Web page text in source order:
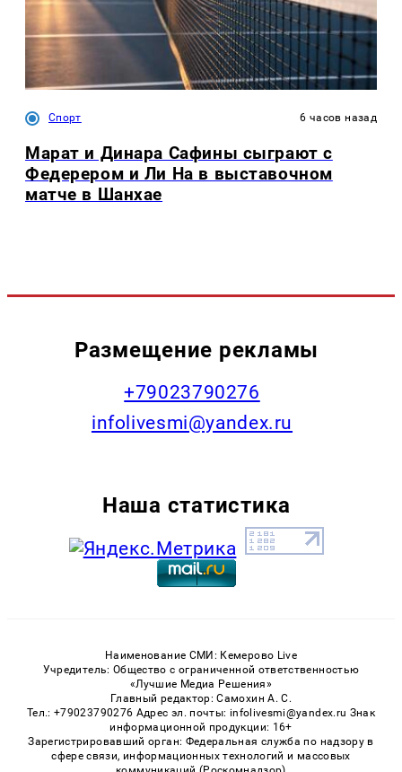
Спорт 6 часов назад
Марат и Динара Сафины сыграют с
Федерером и Ли На в выставочном
матче в Шанхае
Размещение рекламы
+79023790276
infolivesmi@yandex.ru
Наша статистика
Наименование СМИ: Кемерово Live
Учредитель: Общество с ограниченной ответственностью
«Лучшие Медиа Решения»
Главный редактор: Самохин А. С.
Тел.: +79023790276 Адрес эл. почты: infolivesmi@yandex.ru Знак
информационной продукции: 16+
Зарегистрировавший орган: Федеральная служба по надзору в
сфере связи, информационных технологий и массовых